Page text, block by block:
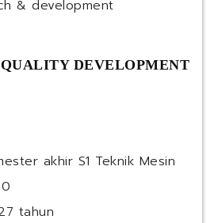
& development
DEVELOPMENT
akhir S1 Teknik Mesin
tahun